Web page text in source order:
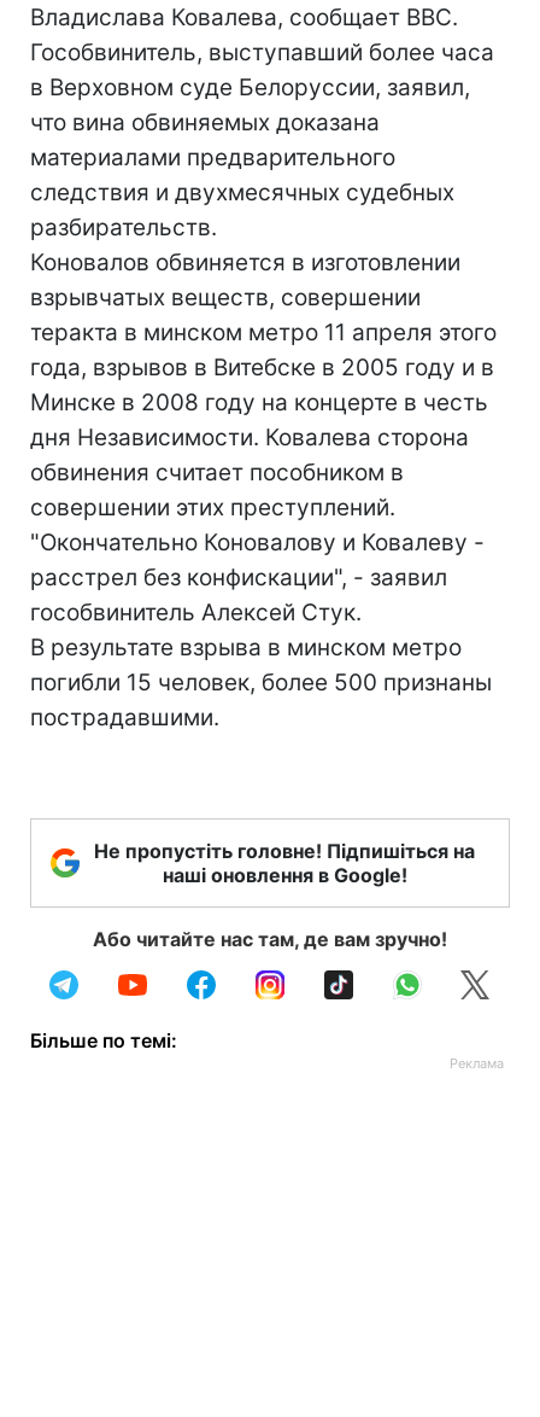
Владислава Ковалева, сообщает ВВС.
Гособвинитель, выступавший более часа
в Верховном суде Белоруссии, заявил,
что вина обвиняемых доказана
материалами предварительного
следствия и двухмесячных судебных
разбирательств.
Коновалов обвиняется в изготовлении
взрывчатых веществ, совершении
теракта в минском метро 11 апреля этого
года, взрывов в Витебске в 2005 году и в
Минске в 2008 году на концерте в честь
дня Независимости. Ковалева сторона
обвинения считает пособником в
совершении этих преступлений.
"Окончательно Коновалову и Ковалеву -
расстрел без конфискации", - заявил
гособвинитель Алексей Стук.
В результате взрыва в минском метро
погибли 15 человек, более 500 признаны
пострадавшими.
Не пропустіть головне! Підпишіться на
наші оновлення в Google!
Або читайте нас там, де вам зручно!
Більше по темі: